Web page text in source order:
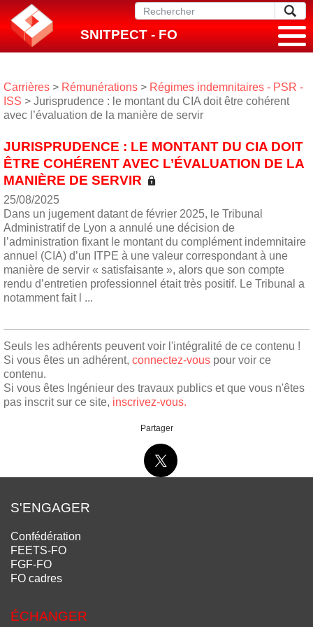
SNITPECT - FO
Carrières > Rémunérations > Régimes indemnitaires - PSR -
ISS > Jurisprudence : le montant du CIA doit être cohérent
avec l’évaluation de la manière de servir
JURISPRUDENCE : LE MONTANT DU CIA DOIT
ÊTRE COHÉRENT AVEC L’ÉVALUATION DE LA
MANIÈRE DE SERVIR
25/08/2025
Dans un jugement datant de février 2025, le Tribunal
Administratif de Lyon a annulé une décision de
l’administration fixant le montant du complément indemnitaire
annuel (CIA) d’un ITPE à une valeur correspondant à une
manière de servir « satisfaisante », alors que son compte
rendu d’entretien professionnel était très positif. Le Tribunal a
notamment fait l ...
Seuls les adhérents peuvent voir l'intégralité de ce contenu !
Si vous êtes un adhérent, connectez-vous pour voir ce
contenu.
Si vous êtes Ingénieur des travaux publics et que vous n'êtes
pas inscrit sur ce site, inscrivez-vous.
Partager
S'ENGAGER
Confédération
FEETS-FO
FGF-FO
FO cadres
ÉCHANGER